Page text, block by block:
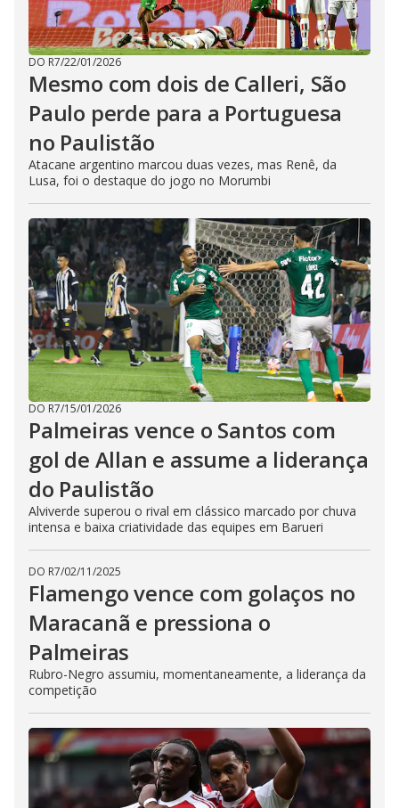
DO R7/22/01/2026
Mesmo com dois de Calleri, São
Paulo perde para a Portuguesa
no Paulistão
Atacane argentino marcou duas vezes, mas Renê, da
Lusa, foi o destaque do jogo no Morumbi
DO R7/15/01/2026
Palmeiras vence o Santos com
gol de Allan e assume a liderança
do Paulistão
Alviverde superou o rival em clássico marcado por chuva
intensa e baixa criatividade das equipes em Barueri
DO R7/02/11/2025
Flamengo vence com golaços no
Maracanã e pressiona o
Palmeiras
Rubro-Negro assumiu, momentaneamente, a liderança da
competição